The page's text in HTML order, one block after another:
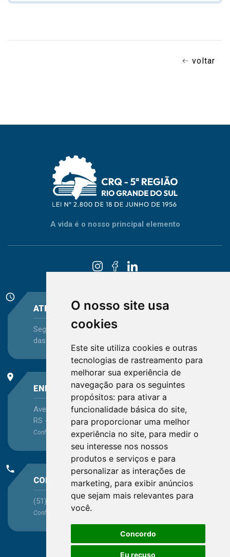
O nosso site usa
cookies
Este site utiliza cookies e outras
tecnologias de rastreamento para
melhorar sua experiência de
navegação para os seguintes
propósitos: para ativar a
funcionalidade básica do site,
para proporcionar uma melhor
experiência no site, para medir o
seu interesse nos nossos
produtos e serviços e para
personalizar as interações de
marketing, para exibir anúncios
que sejam mais relevantes para
você.
Concordo
Eu recuso
voltar
A vida é o nosso principal elemento
schedule
ATENDIMENTO
Segunda-feira a Sexta-feira - das 08:30 às 12:15 e
das 13:30 às 16:45
place
ENDEREÇO
Avenida Itaqui, 45, Bairro Petrópolis, Porto Alegre -
RS - CEP 90460-140
Confira as demaislocalizações no Estado
phone
CONTATO
(51) 3330-5659
Confira os e-mailsaqui